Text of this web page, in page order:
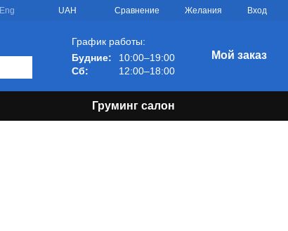
Eng UAH Сравнение Желания Вход
График работы:
Будние:
10:00–19:00
Сб:
12:00–18:00
Мой заказ
Груминг салон